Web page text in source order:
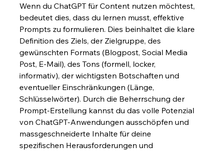
Wenn du ChatGPT für Content nutzen möchtest,
bedeutet dies, dass du lernen musst, effektive
Prompts zu formulieren. Dies beinhaltet die klare
Definition des Ziels, der Zielgruppe, des
gewünschten Formats (Blogpost, Social Media
Post, E-Mail), des Tons (formell, locker,
informativ), der wichtigsten Botschaften und
eventueller Einschränkungen (Länge,
Schlüsselwörter). Durch die Beherrschung der
Prompt-Erstellung kannst du das volle Potenzial
von ChatGPT-Anwendungen ausschöpfen und
massgeschneiderte Inhalte für deine
spezifischen Herausforderungen und